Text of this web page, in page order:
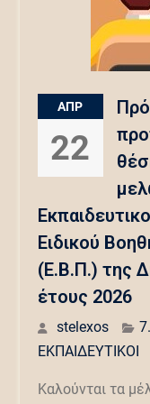
ΑΠΡ
22
Ειδικού
(Ε.Β.Π.) της
έτους 2026
stelexos
ΕΚΠΑΙΔΕΥΤΙΚΟΙ
Καλούνται τα